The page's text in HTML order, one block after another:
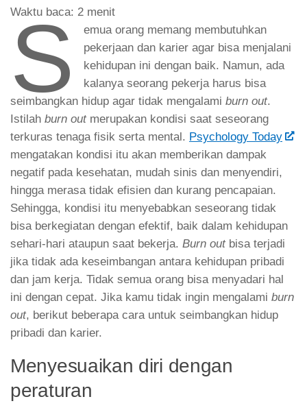
Waktu baca: 2 menit
S
emua orang memang membutuhkan
pekerjaan dan karier agar bisa menjalani
kehidupan ini dengan baik. Namun, ada
kalanya seorang pekerja harus bisa
seimbangkan hidup agar tidak mengalami burn out.
Istilah burn outmerupakan kondisi saat seseorang
terkuras tenaga fisik serta mental. Psychology Today
mengatakan kondisi itu akan memberikan dampak
negatif pada kesehatan, mudah sinis dan menyendiri,
hingga merasa tidak efisien dan kurang pencapaian.
Sehingga, kondisi itu menyebabkan seseorang tidak
bisa berkegiatan dengan efektif, baik dalam kehidupan
sehari-hari ataupun saat bekerja. Burn outbisa terjadi
jika tidak ada keseimbangan antara kehidupan pribadi
dan jam kerja. Tidak semua orang bisa menyadari hal
ini dengan cepat. Jika kamu tidak ingin mengalami burn
out, berikut beberapa cara untuk seimbangkan hidup
pribadi dan karier.
Menyesuaikan diri dengan
peraturan